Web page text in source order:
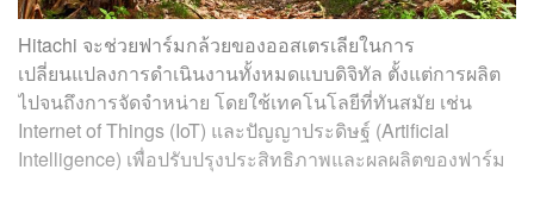
Hitachi จะช่วยฟาร์มกล้วยของออสเตรเลียในการ
เปลี่ยนแปลงการดำเนินงานทั้งหมดแบบดิจิทัล ตั้งแต่การผลิต
ไปจนถึงการจัดจำหน่าย โดยใช้เทคโนโลยีที่ทันสมัย ​​เช่น
Internet of Things (IoT) และปัญญาประดิษฐ์ (Artificial
Intelligence) เพื่อปรับปรุงประสิทธิภาพและผลผลิตของฟาร์ม